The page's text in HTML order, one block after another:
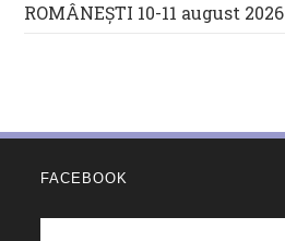
ROMÂNEȘTI 10-11 august 2026
FACEBOOK